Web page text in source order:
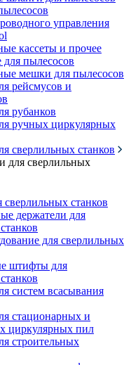
управления
кассеты и прочее
для пылесосов
мешки для пылесосов
рейсмусов и
рубанков
ручных циркулярных
сверлильных станков
для сверлильных
станков
держатели для
для сверлильных
штифты для
систем всасывания
стационарных и
циркулярных пил
строительных